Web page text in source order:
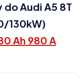
Audi A5 8T
130kW)
Ah 980 A